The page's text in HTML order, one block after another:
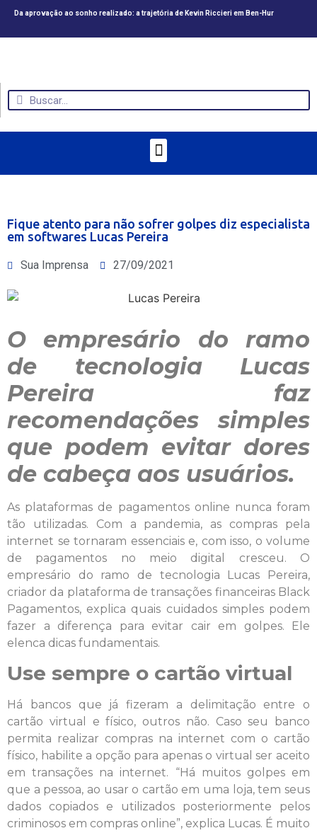
Da aprovação ao sonho realizado: a trajetória de Kevin Riccieri em Ben-Hur
Fique atento para não sofrer golpes diz especialista
em softwares Lucas Pereira
Sua Imprensa 27/09/2021
O empresário do ramo
de tecnologia Lucas
Pereira faz
recomendações simples
que podem evitar dores
de cabeça aos usuários.
As plataformas de pagamentos online nunca foram
tão utilizadas. Com a pandemia, as compras pela
internet se tornaram essenciais e, com isso, o volume
de pagamentos no meio digital cresceu. O
empresário do ramo de tecnologia Lucas Pereira,
criador da plataforma de transações financeiras Black
Pagamentos, explica quais cuidados simples podem
fazer a diferença para evitar cair em golpes. Ele
elenca dicas fundamentais.
Use sempre o cartão virtual
Há bancos que já fizeram a delimitação entre o
cartão virtual e físico, outros não. Caso seu banco
permita realizar compras na internet com o cartão
físico, habilite a opção para apenas o virtual ser aceito
em transações na internet. “Há muitos golpes em
que a pessoa, ao usar o cartão em uma loja, tem seus
dados copiados e utilizados posteriormente pelos
criminosos em compras online”, explica Lucas. É muito